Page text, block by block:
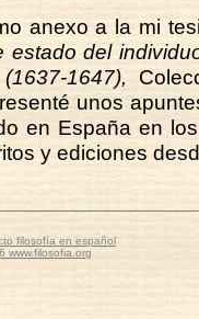
anexo a la mi
estado del
1647),
unos
en España en
y ediciones
filosofía en español
www.filosofia.org